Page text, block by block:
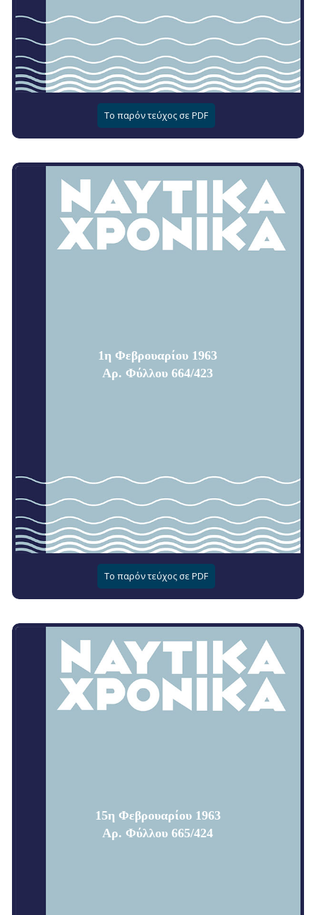
Το παρόν τεύχος σε PDF
1η Φεβρουαρίου 1963
Αρ. Φύλλου 664/423
Το παρόν τεύχος σε PDF
15η Φεβρουαρίου 1963
Αρ. Φύλλου 665/424